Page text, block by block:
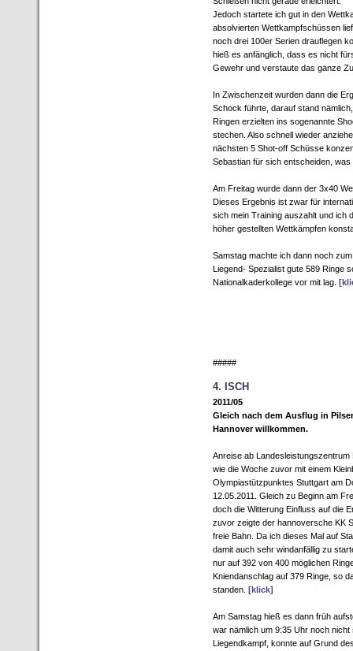
Jedoch startete ich gut in den
absolvierten Wettkampfschüssen
noch drei 100er Serien drauflegen
hieß es anfänglich, dass es nicht
Gewehr und verstaute das ganze
In Zwischenzeit wurden dann die
Schock führte, darauf stand
Ringen erzielten ins sogenannte
stechen. Also schnell wieder
nächsten 5 Shot-off Schüsse
Sebastian für sich entscheiden,
Am Freitag wurde dann der 3x40
Dieses Ergebnis ist zwar für
sich mein Training auszahlt und ich
höher gestellten Wettkämpfen
Samstag machte ich dann noch
Liegend- Spezialist gute 589 Ringe
Nationalkaderkollege vor mit lag.
#####
4. ISCH
2011/05
Gleich nach dem Ausflug in
Hannover willkommen.
Anreise ab Landesleistungszentrum
wie die Woche zuvor mit einem
Olympiastützpunktes Stuttgart am
12.05.2011. Gleich zu Beginn am
doch die Witterung Einfluss auf die
zuvor zeigte der hannoversche KK
freie Bahn. Da ich dieses Mal auf
damit auch sehr windanfällig zu
nur auf 392 von 400 möglichen
Kniendanschlag auf 379 Ringe, so
standen. [klick]
Am Samstag hieß es dann früh
war nämlich um 9:35 Uhr noch
Liegendkampf, konnte auf Grund